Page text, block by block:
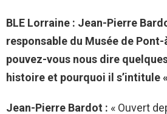
BLE Lorraine : Jean-Pierre
responsable du Musée de
pouvez-vous nous dire
histoire et pourquoi il s’intitule
Jean-Pierre Bardot : « Ouvert